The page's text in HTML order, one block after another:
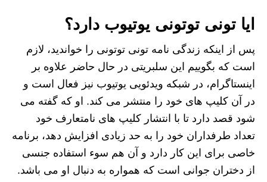
ایا تونی توتونی یوتیوب دارد؟
پس از اینکه زندگی نامه تونی توتونی را خواندید، لازم
است که بگوییم این سلبریتی در حال حاضر علاوه بر
اینستاگرام، در شبکه ویدئویی یوتیوب نیز فعال است و
در آن کلیپ های خود را منتشر می کند. او که گفته می
شود قصد دارد تا با انتشار کلیپ های نامتعارف خود
تعداد طرفداران خود را به حد زیادی افزایش دهد، برنامه
خاصی برای این کار دارد و آن هم سوء استفاده جنسی
از دختران جوانی است که همواره به دنبال او می باشد.